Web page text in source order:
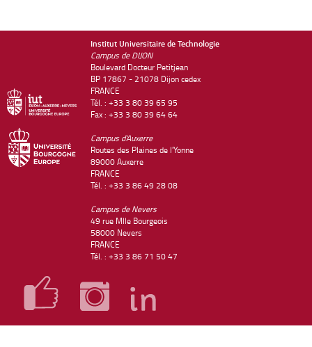
Institut Universitaire de Technologie
Campus de DIJON
Boulevard Docteur Petitjean
BP 17867 - 21078 Dijon cedex
FRANCE
Tél. : +33 3 80 39 65 95
Fax : +33 3 80 39 64 64
Campus d'Auxerre
Routes des Plaines de l'Yonne
89000 Auxerre
FRANCE
Tél. : +33 3 86 49 28 08
Campus de Nevers
49 rue Mlle Bourgeois
58000 Nevers
FRANCE
Tél. : +33 3 86 71 50 47